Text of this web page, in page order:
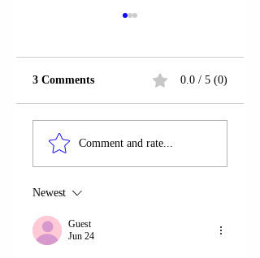
SARANDË | U
ARRESTUA BILBIL
3 Comments 0.0 / 5 (0)
Comment and rate...
Newest
Guest
Jun 24